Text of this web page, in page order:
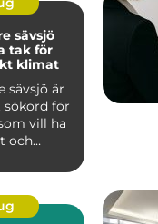
sävsjö
tak för
klimat
sävsjö är
för
vill ha
och